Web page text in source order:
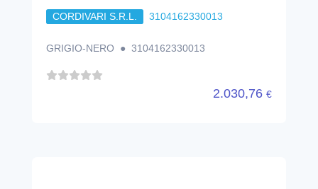
CORDIVARI S.R.L. 3104162330013
GRIGIO-NERO ● 3104162330013
2.030,76 €